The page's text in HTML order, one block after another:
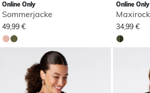
Online Only
Sommerjacke
49,99 €
Online Only
34,99 €